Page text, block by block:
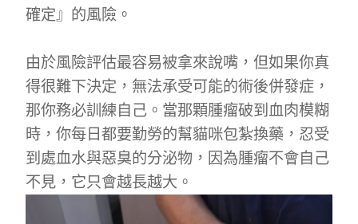
確定』的風險。
由於風險評估最容易被拿來說嘴，但如果你真
得很難下決定，無法承受可能的術後併發症，
那你務必訓練自己。當那顆腫瘤破到血肉模糊
時，你每日都要勤勞的幫貓咪包紮換藥，忍受
到處血水與惡臭的分泌物，因為腫瘤不會自己
不見，它只會越長越大。